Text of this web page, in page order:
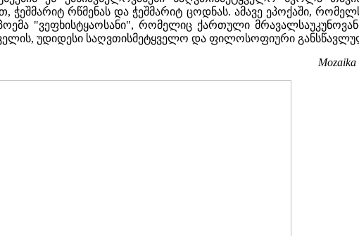
ჭეშმარიტ რწმენას და ჭეშმარიტ ცოდნას. ამავე ეპოქაში,
"ვეფხისტყაოსანი", რომელიც ქართული
უდიდესი საღვთისმეტყველო და ფილოსოფიური